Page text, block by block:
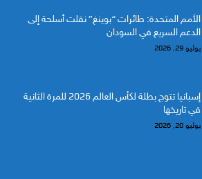
الأمم المتحدة: طائرات “بوينغ” نقلت أسلحة إلى
الدعم السريع في السودان
يوليو 29, 2026
إسبانيا تتوج بطلة لكأس العالم 2026 للمرة الثانية
في تاريخها
يوليو 20, 2026